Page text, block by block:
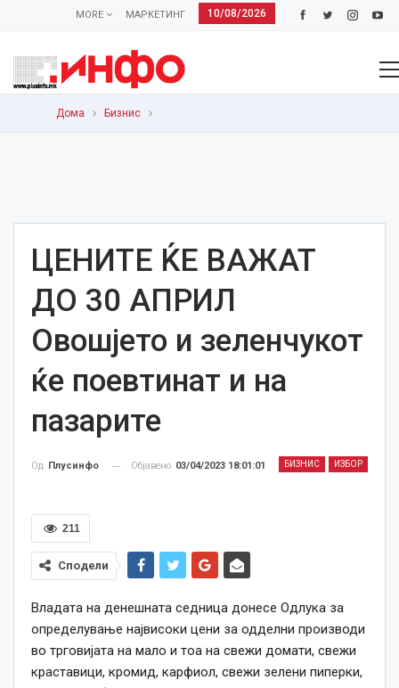
10/08/2026
МАРКЕТИНГ
MORE
Дома Бизнис
ЦЕНИТЕ ЌЕ ВАЖАТ
ДО 30 АПРИЛ
Овошјето и зеленчукот
ќе поевтинат и на
пазарите
БИЗНИС ИЗБОР
Од Плусинфо Објавено 03/04/2023 18:01:01
211
Сподели
Владата на денешната седница донесе Одлука за
определување највисоки цени за одделни производи
во трговијата на мало и тоа на свежи домати, свежи
краставици, кромид, карфиол, свежи зелени пиперки,